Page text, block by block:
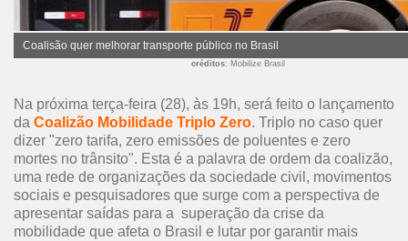
Coalisão quer melhorar transporte público no Brasil
créditos: Mobilize Brasil
Na próxima terça-feira (28), às 19h, será feito o lançamento
da Coalizão Mobilidade Triplo Zero. Triplo no caso quer
dizer "zero tarifa, zero emissões de poluentes e zero
mortes no trânsito". Esta é a palavra de ordem da coalizão,
uma rede de organizações da sociedade civil, movimentos
sociais e pesquisadores que surge com a perspectiva de
apresentar saídas para a superação da crise da
mobilidade que afeta o Brasil e lutar por garantir mais